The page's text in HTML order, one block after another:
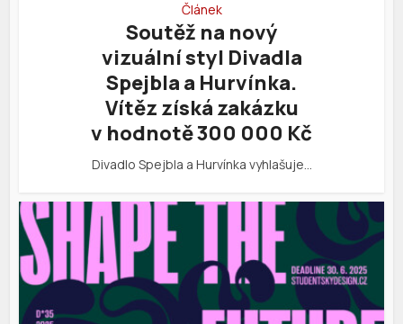
Článek
Soutěž na nový
vizuální styl Divadla
Spejbla a Hurvínka.
Vítěz získá zakázku
v hodnotě 300 000 Kč
Divadlo Spejbla a Hurvínka vyhlašuje…